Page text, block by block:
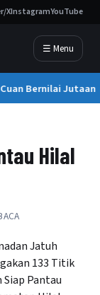
XInstagramYouTube
☰ Menu
Bernilai Jutaan
Hilal